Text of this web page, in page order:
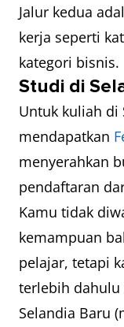
Jalur kedua
kerja seperti
kategori bisnis.
Studi di
Untuk kuliah di
mendapatkan
menyerahkan
pendaftaran
Kamu tidak
kemampuan
pelajar, tetapi
terlebih
Selandia Baru